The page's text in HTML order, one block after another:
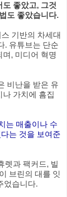
도 좋았고, 그것
도 좋았습니다.
기반의 차세대
. 유튜브는 단순
, 미디어 혁명
비난을 받은 유
가치에 흠집
는 매출이나 수
는 것을 보여준
렛과 팩커드, 빌
브린의 대를 잇
었습니다.